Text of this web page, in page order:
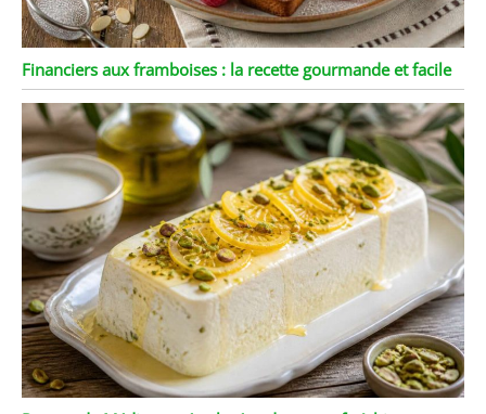
Financiers aux framboises : la recette gourmande et facile